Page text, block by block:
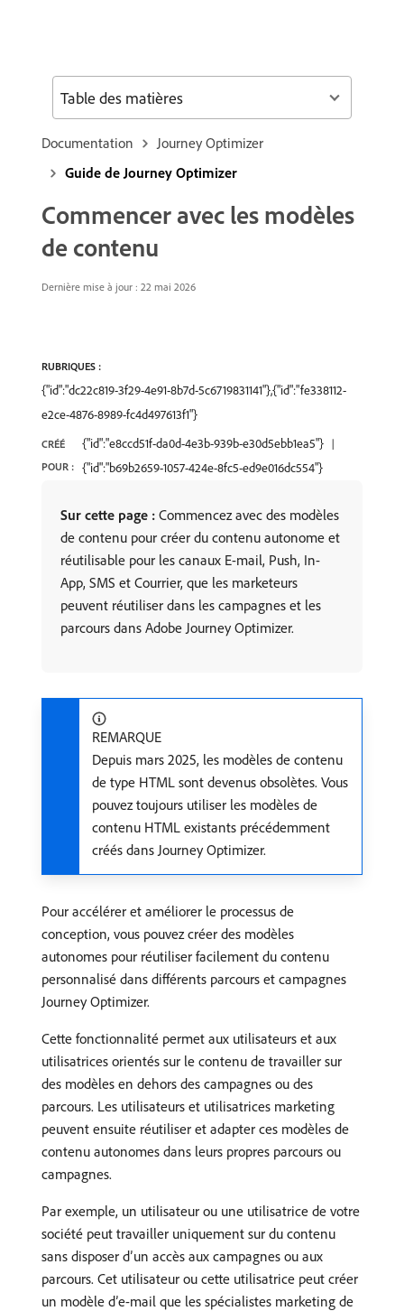
Documentation
Journey Optimizer
Guide de Journey Optimizer
Commencer avec les modèles
de contenu
Dernière mise à jour : 22 mai 2026
RUBRIQUES :
{"id":"dc22c819-3f29-4e91-8b7d-5c6719831141"},{"id":"fe338112-
e2ce-4876-8989-fc4d497613f1"}
CRÉÉ
POUR :
{"id":"e8ccd51f-da0d-4e3b-939b-e30d5ebb1ea5"}
{"id":"b69b2659-1057-424e-8fc5-ed9e016dc554"}
Sur cette page : Commencez avec des modèles
de contenu pour créer du contenu autonome et
réutilisable pour les canaux E-mail, Push, In-
App, SMS et Courrier, que les marketeurs
peuvent réutiliser dans les campagnes et les
parcours dans Adobe Journey Optimizer.
REMARQUE
Depuis mars 2025, les modèles de contenu
de type HTML sont devenus obsolètes. Vous
pouvez toujours utiliser les modèles de
contenu HTML existants précédemment
créés dans Journey Optimizer.
Pour accélérer et améliorer le processus de
conception, vous pouvez créer des modèles
autonomes pour réutiliser facilement du contenu
personnalisé dans différents parcours et campagnes
Journey Optimizer.
Cette fonctionnalité permet aux utilisateurs et aux
utilisatrices orientés sur le contenu de travailler sur
des modèles en dehors des campagnes ou des
parcours. Les utilisateurs et utilisatrices marketing
peuvent ensuite réutiliser et adapter ces modèles de
contenu autonomes dans leurs propres parcours ou
campagnes.
Par exemple, un utilisateur ou une utilisatrice de votre
société peut travailler uniquement sur du contenu
sans disposer d’un accès aux campagnes ou aux
parcours. Cet utilisateur ou cette utilisatrice peut créer
un modèle d’e-mail que les spécialistes marketing de
Table des matières